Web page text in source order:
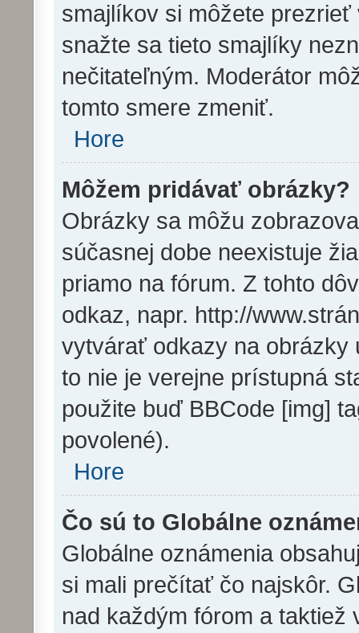
smajlíkov si môžete
snažte sa tieto smajlíky
nečitateľným. Moderátor
tomto smere zmeniť.
Hore
Môžem pridávať obrázky?
Obrázky sa môžu
súčasnej dobe neexistuje
priamo na fórum. Z tohto
odkaz, napr. http://
vytvárať odkazy na obrázky
to nie je verejne prístupná
použite buď BBCode [img]
povolené).
Hore
Čo sú to Globálne
Globálne oznámenia
si mali prečítať čo najskôr.
nad každým fórom a taktiež